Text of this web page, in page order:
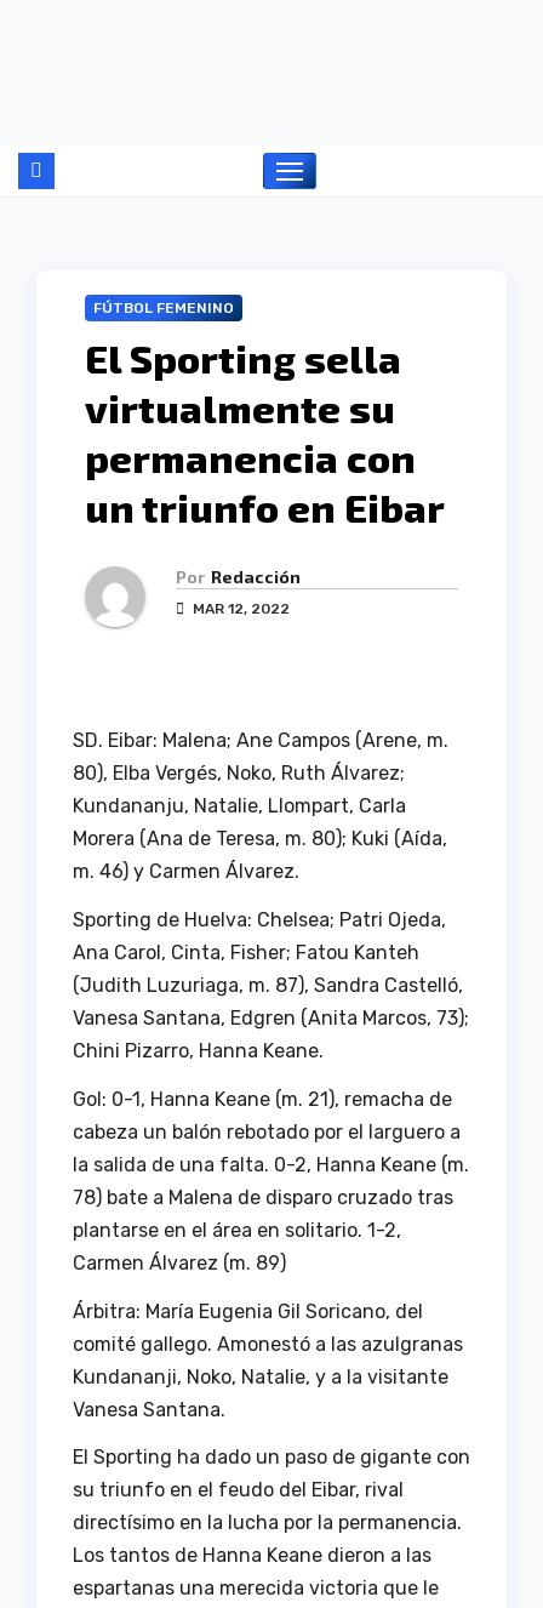
FÚTBOL FEMENINO
El Sporting sella
virtualmente su
permanencia con
un triunfo en Eibar
Por Redacción
MAR 12, 2022
SD. Eibar: Malena; Ane Campos (Arene, m.
80), Elba Vergés, Noko, Ruth Álvarez;
Kundananju, Natalie, Llompart, Carla
Morera (Ana de Teresa, m. 80); Kuki (Aída,
m. 46) y Carmen Álvarez.
Sporting de Huelva: Chelsea; Patri Ojeda,
Ana Carol, Cinta, Fisher; Fatou Kanteh
(Judith Luzuriaga, m. 87), Sandra Castelló,
Vanesa Santana, Edgren (Anita Marcos, 73);
Chini Pizarro, Hanna Keane.
Gol: 0-1, Hanna Keane (m. 21), remacha de
cabeza un balón rebotado por el larguero a
la salida de una falta. 0-2, Hanna Keane (m.
78) bate a Malena de disparo cruzado tras
plantarse en el área en solitario. 1-2,
Carmen Álvarez (m. 89)
Árbitra: María Eugenia Gil Soricano, del
comité gallego. Amonestó a las azulgranas
Kundananji, Noko, Natalie, y a la visitante
Vanesa Santana.
El Sporting ha dado un paso de gigante con
su triunfo en el feudo del Eibar, rival
directísimo en la lucha por la permanencia.
Los tantos de Hanna Keane dieron a las
espartanas una merecida victoria que le